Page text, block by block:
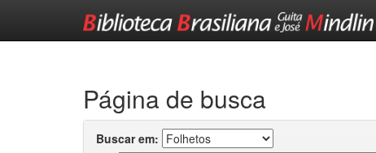
Página de busca
Buscar em: